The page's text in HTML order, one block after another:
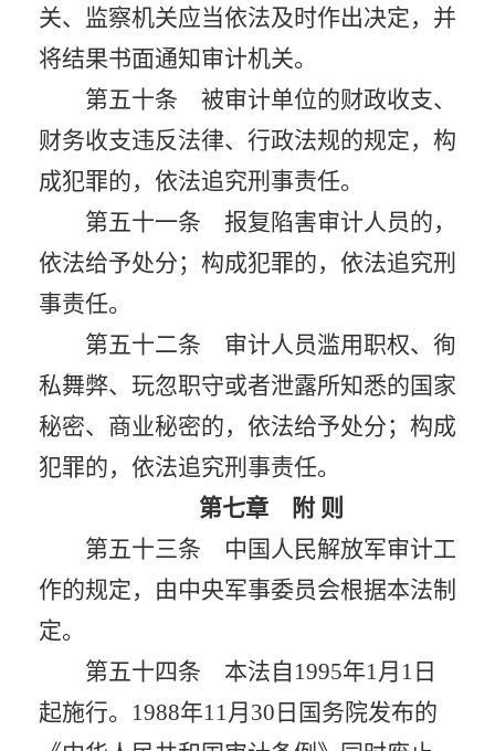
关、监察机关应当依法及时作出决定，并
将结果书面通知审计机关。
第五十条 被审计单位的财政收支、
财务收支违反法律、行政法规的规定，构
成犯罪的，依法追究刑事责任。
第五十一条 报复陷害审计人员的，
依法给予处分；构成犯罪的，依法追究刑
事责任。
第五十二条 审计人员滥用职权、徇
私舞弊、玩忽职守或者泄露所知悉的国家
秘密、商业秘密的，依法给予处分；构成
犯罪的，依法追究刑事责任。
第七章 附 则
第五十三条 中国人民解放军审计工
作的规定，由中央军事委员会根据本法制
定。
第五十四条 本法自 1995年1月 1 日
起施行。 1988年11月 30 日国务院发布的